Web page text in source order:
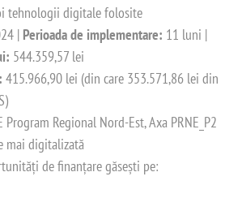
tehnologii digitale folosite
| Perioada de implementare: 11 luni |
544.359,57 lei
415.966,90 lei (din care 353.571,86 lei din
Program Regional Nord-Est, Axa PRNE_P2
mai digitalizată
de finanțare găsești pe: